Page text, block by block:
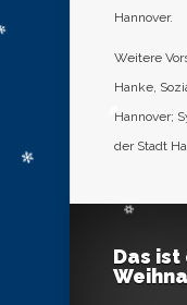
Hannover.
Weitere
Hanke,
Hannover;
der Stadt
Das ist